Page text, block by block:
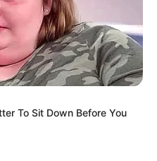
nagyobb
a személyes
is.
számára politikai
To Sit Down Before You